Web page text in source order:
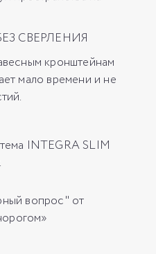
СВЕРЛЕНИЯ
кронштейнам
мало времени и не
INTEGRA SLIM
вопрос" от